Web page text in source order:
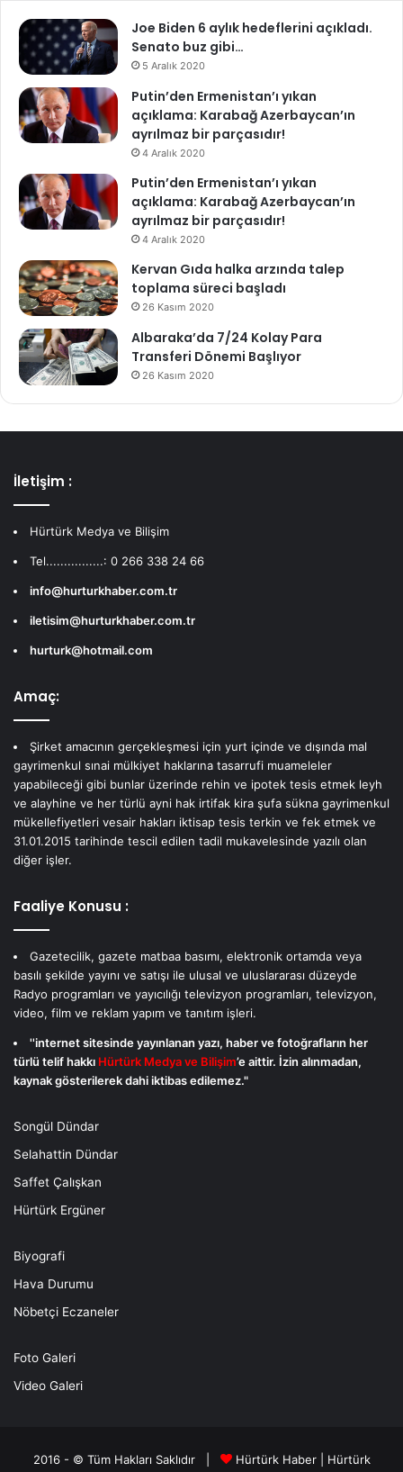
Joe Biden 6 aylık hedeflerini açıkladı.
Senato buz gibi…
5 Aralık 2020
Putin’den Ermenistan’ı yıkan
açıklama: Karabağ Azerbaycan’ın
ayrılmaz bir parçasıdır!
4 Aralık 2020
Putin’den Ermenistan’ı yıkan
açıklama: Karabağ Azerbaycan’ın
ayrılmaz bir parçasıdır!
4 Aralık 2020
Kervan Gıda halka arzında talep
toplama süreci başladı
26 Kasım 2020
Albaraka’da 7/24 Kolay Para
Transferi Dönemi Başlıyor
26 Kasım 2020
İletişim :
Hürtürk Medya ve Bilişim
Tel................: 0 266 338 24 66
info@hurturkhaber.com.tr
iletisim@hurturkhaber.com.tr
hurturk@hotmail.com
Amaç:
Şirket amacının gerçekleşmesi için yurt içinde ve dışında mal
gayrimenkul sınai mülkiyet haklarına tasarrufi muameleler
yapabileceği gibi bunlar üzerinde rehin ve ipotek tesis etmek leyh
ve alayhine ve her türlü ayni hak irtifak kira şufa sükna gayrimenkul
mükellefiyetleri vesair hakları iktisap tesis terkin ve fek etmek ve
31.01.2015 tarihinde tescil edilen tadil mukavelesinde yazılı olan
diğer işler.
Faaliye Konusu :
Gazetecilik, gazete matbaa basımı, elektronik ortamda veya
basılı şekilde yayını ve satışı ile ulusal ve uluslararası düzeyde
Radyo programları ve yayıcılığı televizyon programları, televizyon,
video, film ve reklam yapım ve tanıtım işleri.
''internet sitesinde yayınlanan yazı, haber ve fotoğrafların her
türlü telif hakkı Hürtürk Medya ve Bilişim’e aittir. İzin alınmadan,
kaynak gösterilerek dahi iktibas edilemez."
Songül Dündar
Selahattin Dündar
Saffet Çalışkan
Hürtürk Ergüner
Biyografi
Hava Durumu
Nöbetçi Eczaneler
Foto Galeri
Video Galeri
2016 - © Tüm Hakları Saklıdır | Hürtürk Haber Hürtürk